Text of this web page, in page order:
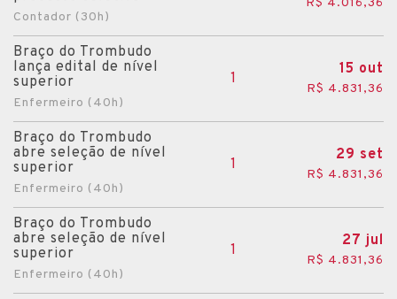
Contador (30h)
Braço do Trombudo
lança edital de nível
superior
Enfermeiro (40h)
1
15 out
R$ 4.831,36
Braço do Trombudo
abre seleção de nível
superior
Enfermeiro (40h)
1
29 set
R$ 4.831,36
Braço do Trombudo
abre seleção de nível
superior
Enfermeiro (40h)
1
27 jul
R$ 4.831,36